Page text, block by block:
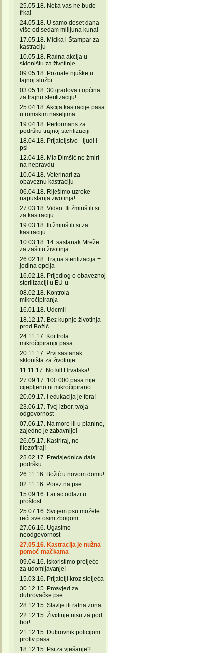
25.05.18. Neka vas ne bude
frka!
24.05.18. U samo deset dana
više od sedam milijuna kuna!
17.05.18. Micika i Štampar za
kastraciju
10.05.18. Radna akcija u
skloništu za životinje
09.05.18. Poznate njuške u
tajnoj službi
03.05.18. 30 gradova i općina
za trajnu sterilizaciju!
25.04.18. Akcija kastracije pasa
u romskim naseljima
19.04.18. Performans za
podršku trajnoj sterilizaciji
18.04.18. Prijateljstvo - ljudi i
psi
12.04.18. Mia Dimšić ne žmiri
na nepravdu
10.04.18. Veterinari za
obaveznu kastraciju
06.04.18. Riješimo uzroke
napuštanja životinja!
27.03.18. Video: Ili žmiriš ili si
za kastraciju
19.03.18. Ili žmiriš ili si za
kastraciju
10.03.18. 14. sastanak Mreže
za zaštitu životinja
26.02.18. Trajna sterilizacija =
jedina opcija
16.02.18. Prijedlog o obaveznoj
sterilizaciji u EU-u
08.02.18. Kontrola
mikročipiranja
16.01.18. Udomi!
18.12.17. Bez kupnje životinja
pred Božić
24.11.17. Kontrola
mikročipiranja pasa
20.11.17. Prvi sastanak
skloništa za životinje
11.11.17. No kill Hrvatska!
27.09.17. 100 000 pasa nije
cijepljeno ni mikročipirano
20.09.17. I edukacija je fora!
23.06.17. Tvoj izbor, tvoja
odgovornost
07.06.17. Na more ili u planine,
zajedno je zabavnije!
26.05.17. Kastriraj, ne
filozofiraj!
23.02.17. Predsjednica dala
podršku
26.11.16. Božić u novom domu!
02.11.16. Porez na pse
15.09.16. Lanac odlazi u
prošlost
25.07.16. Svojem psu možete
reći sve osim zbogom
27.06.16. Ugasimo
neodgovornost
27.05.16. Kastracija je nužna
pomoć mačkama
09.04.16. Iskoristimo proljeće
za udomljavanje!
15.03.16. Prijatelji kroz stoljeća
30.12.15. Prosvjed za
dubrovačke pse
28.12.15. Slavlje ili ratna zona
22.12.15. Životinje nisu za pod
bor!
21.12.15. Dubrovnik policijom
protiv pasa
18.12.15. Psi za vješanje?